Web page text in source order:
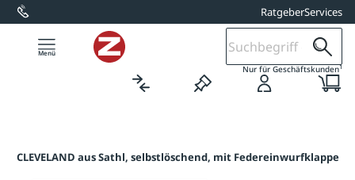
springen RatgeberServices
Nur für Geschäftskunden1
CLEVELAND aus Sathl, selbstlöschend, mit Federeinwurfklappe